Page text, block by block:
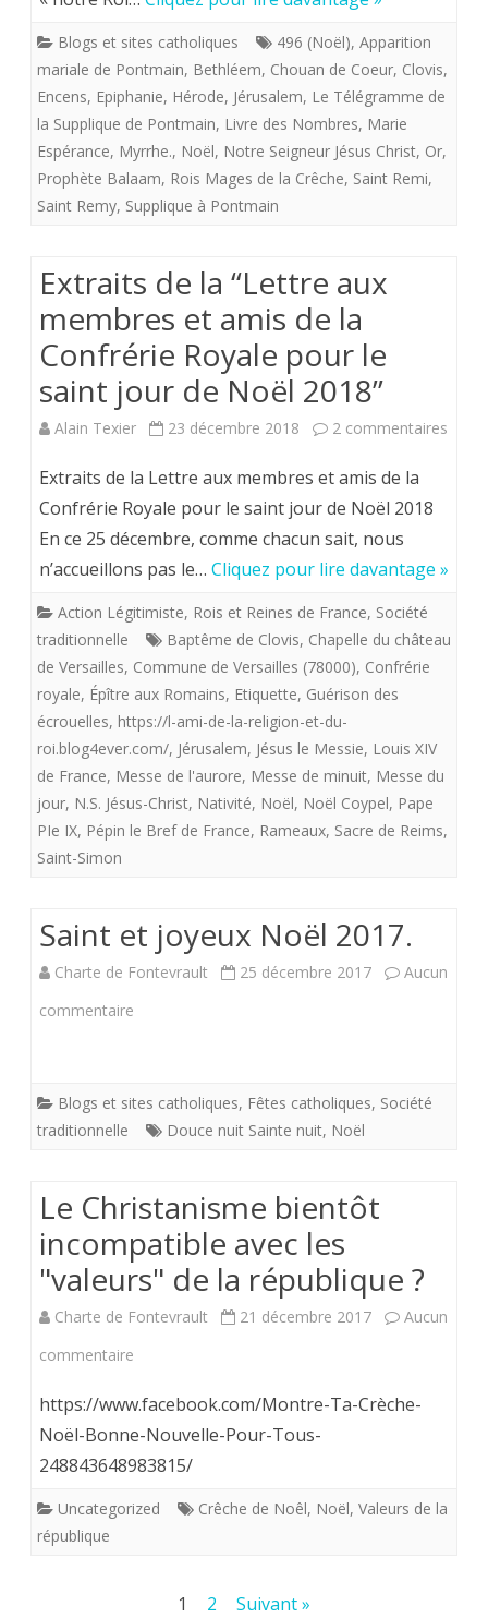
14
–
Janvier
Blogs et sites catholiques 496 (Noël), Apparition
mariale de Pontmain, Bethléem, Chouan de Coeur, Clovis,
Encens, Epiphanie, Hérode, Jérusalem, Le Télégramme de
la Supplique de Pontmain, Livre des Nombres, Marie
Espérance, Myrrhe., Noël, Notre Seigneur Jésus Christ, Or,
Prophète Balaam, Rois Mages de la Crêche, Saint Remi,
Saint Remy, Supplique à Pontmain
Extraits de la “Lettre aux
membres et amis de la
Confrérie Royale pour le
saint jour de Noël 2018”
Alain Texier 23 décembre 2018 2 commentaires
Extraits de la Lettre aux membres et amis de la
Confrérie Royale pour le saint jour de Noël 2018
En ce 25 décembre, comme chacun sait, nous
n’accueillons pas le… Cliquez pour lire davantage »
Action Légitimiste, Rois et Reines de France, Société
traditionnelle
Baptême de Clovis, Chapelle du château
de Versailles, Commune de Versailles (78000), Confrérie
royale, Épître aux Romains, Etiquette, Guérison des
écrouelles, https://l-ami-de-la-religion-et-du-
roi.blog4ever.com/, Jérusalem, Jésus le Messie, Louis XIV
de France, Messe de l'aurore, Messe de minuit, Messe du
jour, N.S. Jésus-Christ, Nativité, Noël, Noël Coypel, Pape
PIe IX, Pépin le Bref de France, Rameaux, Sacre de Reims,
Saint-Simon
Saint et joyeux Noël 2017.
Charte de Fontevrault 25 décembre 2017
Aucun
commentaire
joyeux
2017.
Blogs et sites catholiques, Fêtes catholiques, Société
traditionnelle
Douce nuit Sainte nuit, Noël
Le Christanisme bientôt
incompatible avec les
"valeurs" de la république ?
Charte de Fontevrault 21 décembre 2017
Aucun
commentaire
Christanisme
bientôt
incompatible
https://www.facebook.com/Montre-Ta-Crèche-
Noël-Bonne-Nouvelle-Pour-Tous-
248843648983815/
Uncategorized Crêche de Noêl, Noël, Valeurs de la
république
1 2 Suivant »